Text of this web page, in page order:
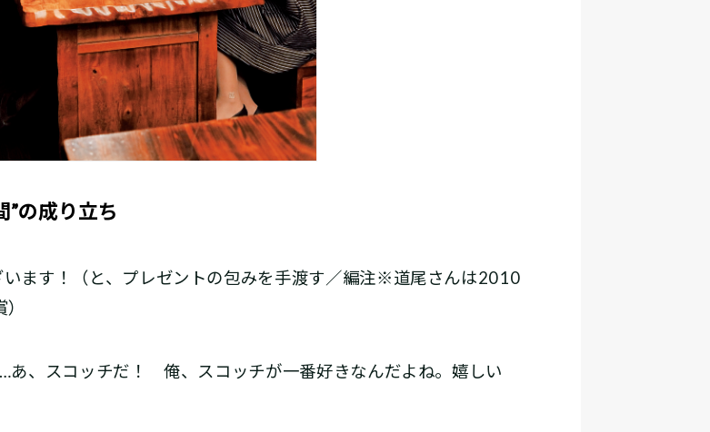
の成り立ち
ます！（と、プレゼントの包みを手渡す／編注※道尾さんは2010
スコッチだ！ 俺、スコッチが一番好きなんだよね。嬉しい